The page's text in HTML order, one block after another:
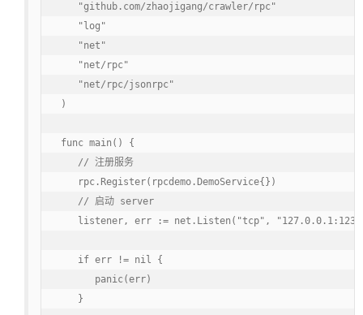
   "github.com/zhaojigang/crawler/rpc"
   "log"
   "net"
   "net/rpc"
   "net/rpc/jsonrpc"
)
func main() {
   // 注册服务
   rpc.Register(rpcdemo.DemoService{})
   // 启动 server
listener, err := net.Listen("tcp",
   if err != nil {
      panic(err)
   }